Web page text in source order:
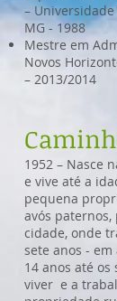
–
MG - 1988
Mestre em
Novos
– 2013/2014
1952 – Nasce
e vive até a
pequena
avós paternos,
cidade, onde
sete anos - em
14 anos até os
viver e a